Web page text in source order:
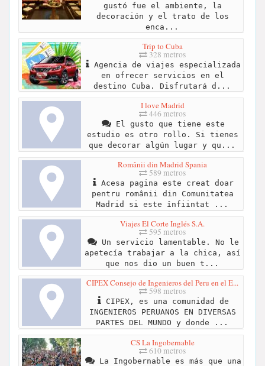
gustó fue el ambiente, la
decoración y el trato de los
enca...
Trip to Cuba
328 metros
Agencia de viajes especializada
en ofrecer servicios en el
destino Cuba. Disfrutará d...
I love Madrid
446 metros
El gusto que tiene este
estudio es otro rollo. Si tienes
que decorar algún lugar y qu...
Românii din Madrid Spania
589 metros
Acesa pagina este creat doar
pentru românii din Comunitatea
Madrid si este înfiintat ...
Viajes El Corte Inglés S.A.
595 metros
Un servicio lamentable. No le
apetecía trabajar a la chica, así
que nos dio un buen t...
CIPEX Consejo de Ingenieros del Peru en el E...
598 metros
CIPEX, es una comunidad de
INGENIEROS PERUANOS EN DIVERSAS
PARTES DEL MUNDO y donde ...
CS La Ingobernable
610 metros
La Ingobernable es más que una